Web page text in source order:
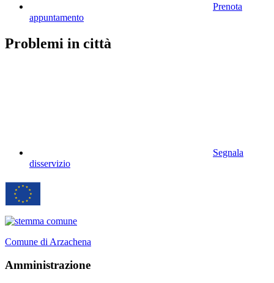
Prenota
appuntamento
Problemi in città
Segnala
disservizio
Comune di Arzachena
Amministrazione